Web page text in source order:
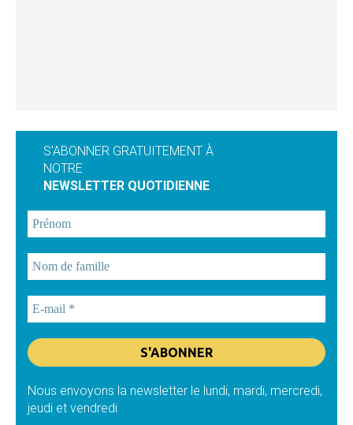
S'ABONNER GRATUITEMENT À
NOTRE
NEWSLETTER QUOTIDIENNE
Nous envoyons la newsletter le lundi, mardi, mercredi,
jeudi et vendredi